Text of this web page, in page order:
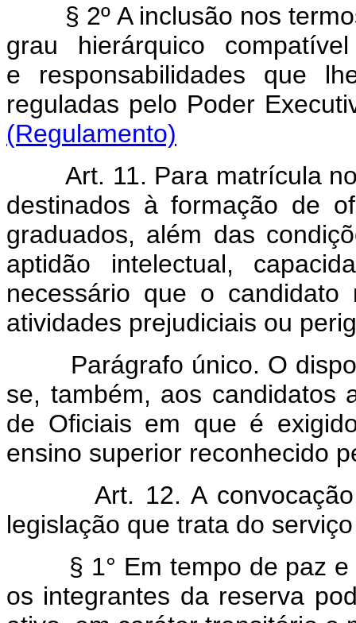
§ 2º A inclusão nos
grau hierárquico
e responsabilidades que
reguladas pelo Poder
(Regulamento)
Art. 11. Para matrícula
destinados à formação de
graduados, além das
aptidão intelectual,
necessário que o
atividades prejudiciais ou
Parágrafo único. O
se, também, aos candidatos
de Oficiais em que é
ensino superior reconhecido
Art. 12. A
legislação que trata do
§ 1° Em tempo de paz
os integrantes da reserva